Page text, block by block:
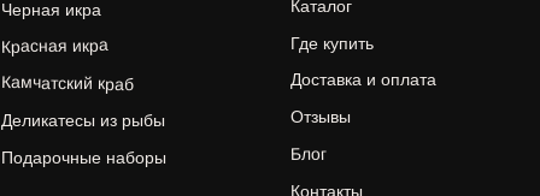
ООО «РАШН ДИНАСТИ»
Публичная оферта
Политика кондиденциальности
Способы оплаты: